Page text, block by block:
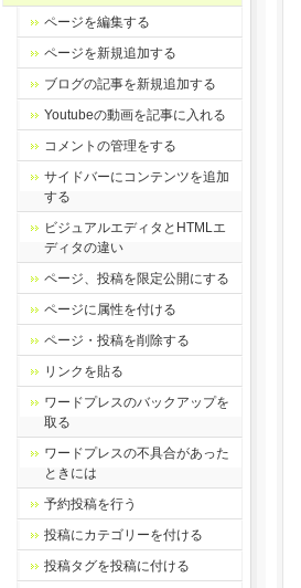
ページを編集する
ページを新規追加する
ブログの記事を新規追加する
Youtubeの動画を記事に入れる
コメントの管理をする
サイドバーにコンテンツを追加
する
ビジュアルエディタとHTMLエ
ディタの違い
ページ、投稿を限定公開にする
ページに属性を付ける
ページ・投稿を削除する
リンクを貼る
ワードプレスのバックアップを
取る
ワードプレスの不具合があった
ときには
予約投稿を行う
投稿にカテゴリーを付ける
投稿タグを投稿に付ける